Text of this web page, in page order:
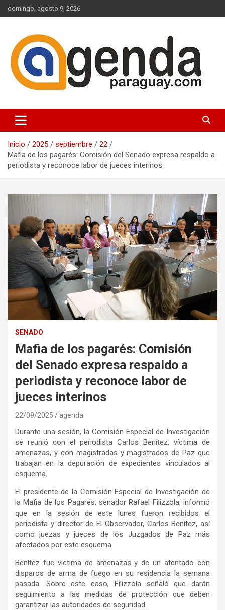
Saltar
al
domingo, agosto 9, 2026
Agenda Paraguay
Inicio 2025 septiembre
22
Mafia de los pagarés: Comisión del Senado expresa respaldo a
periodista y reconoce labor de jueces interinos
SENADO
Mafia de los pagarés: Comisión
del Senado expresa respaldo a
periodista y reconoce labor de
jueces interinos
22/09/2025 agenda
Durante una sesión, la Comisión Especial de Investigación
se reunió con el periodista Carlos Benítez, víctima de
amenazas, y con magistradas y magistrados de Paz que
trabajan en la depuración de expedientes vinculados al
esquema.
El presidente de la Comisión Especial de Investigación de
la Mafia de los Pagarés, senador Rafael Filizzola, informó
que en la sesión de este lunes fueron recibidos el
periodista y director de El Observador, Carlos Benítez, así
como juezas y jueces de los Juzgados de Paz más
afectados por este esquema.
Benítez fue víctima de amenazas y de un atentado con
disparos de arma de fuego en su residencia la semana
pasada. Sobre este caso, Filizzola señaló que darán
seguimiento a las medidas de protección que deben
garantizar las autoridades de seguridad.